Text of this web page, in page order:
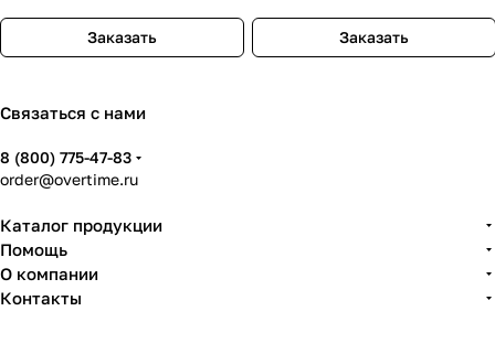
Заказать Заказать
Связаться с нами
8 (800) 775-47-83
order@overtime.ru
Каталог продукции
Помощь
О компании
Контакты